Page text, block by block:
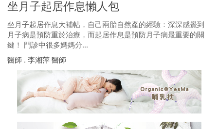
坐月子起居作息懶人包
坐月子起居作息大補帖，自己兩胎自然產的經驗：深深感覺到
月子病是預防重於治療，而起居作息是預防月子病最重要的關
鍵！ 門診中很多媽媽分...
醫師 . 李湘萍 醫師